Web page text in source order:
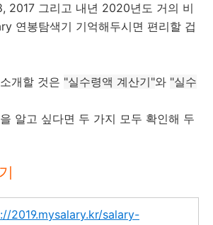
2017 그리고 내년 2020년도 거의 비
연봉탐색기 기억해두시면 편리할 겁
개할 것은 "실수령액 계산기"와 "실수
알고 싶다면 두 가지 모두 확인해 두
2019.mysalary.kr/salary-